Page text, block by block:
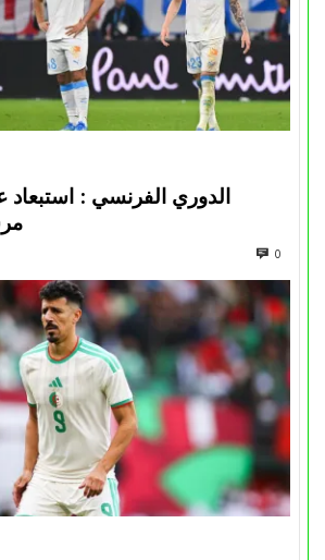
الدوري الفرنسي : استبعاد
0